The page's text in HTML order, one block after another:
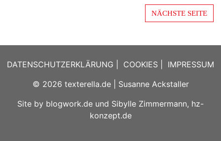
NÄCHSTE SEITE
DATENSCHUTZERKLÄRUNG COOKIES
IMPRESSUM
© 2026 texterella.de| Susanne Ackstaller
Site by blogwork.de und Sibylle Zimmermann, hz-
konzept.de